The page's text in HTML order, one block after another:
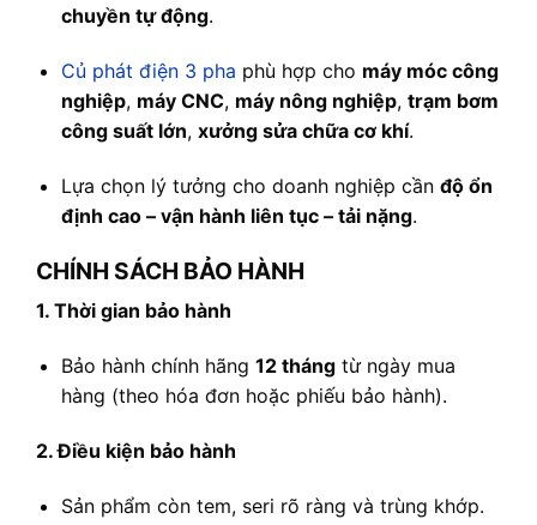
chuyền tự động.
Củ phát điện 3 pha phù hợp cho máy móc công
nghiệp, máy CNC, máy nông nghiệp, trạm bơm
công suất lớn, xưởng sửa chữa cơ khí.
Lựa chọn lý tưởng cho doanh nghiệp cần độ ổn
định cao – vận hành liên tục – tải nặng.
CHÍNH SÁCH BẢO HÀNH
1. Thời gian bảo hành
Bảo hành chính hãng 12 thángtừ ngày mua
hàng (theo hóa đơn hoặc phiếu bảo hành).
2. Điều kiện bảo hành
Sản phẩm còn tem, seri rõ ràng và trùng khớp.